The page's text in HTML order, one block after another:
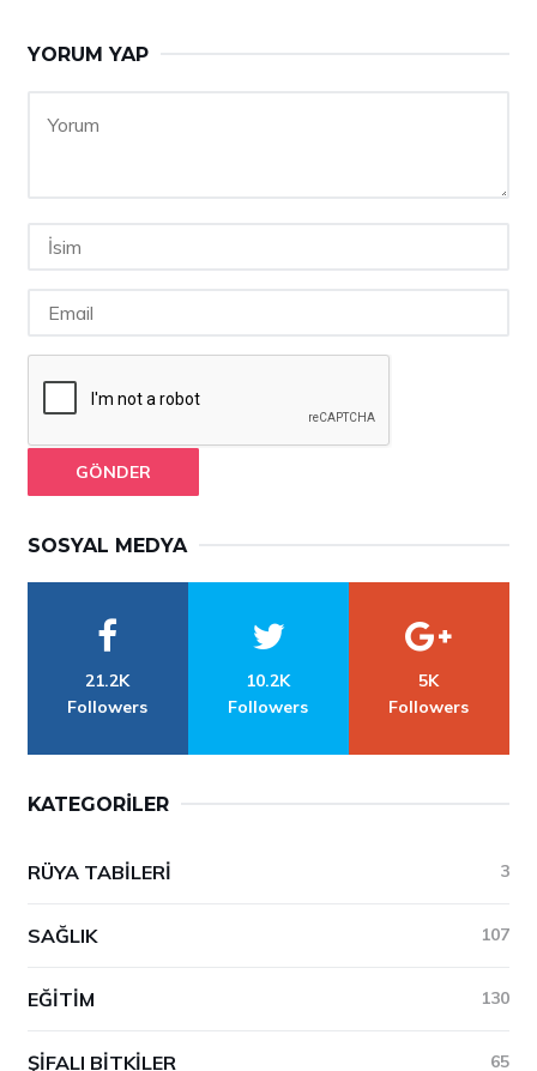
YORUM YAP
GÖNDER
SOSYAL MEDYA
21.2K
Followers
10.2K
Followers
5K
Followers
KATEGORILER
RÜYA TABILERI 3
SAĞLIK 107
EĞITIM 130
ŞIFALI BITKILER 65